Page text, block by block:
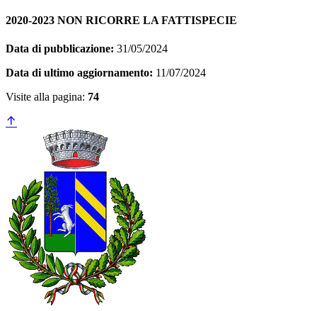
2020-2023 NON RICORRE LA FATTISPECIE
Data di pubblicazione: 31/05/2024
Data di ultimo aggiornamento: 11/07/2024
Visite alla pagina: 74